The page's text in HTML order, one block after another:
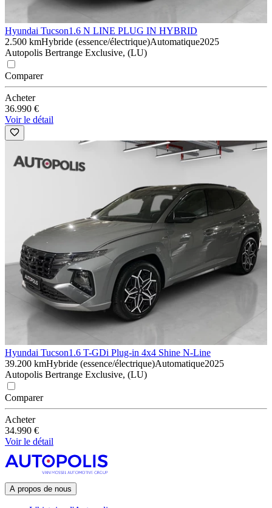
Hyundai Tucson1.6 N LINE PLUG IN HYBRID
2.500 kmHybride (essence/électrique)Automatique2025
Autopolis Bertrange Exclusive, (LU)
Comparer
Acheter
36.990 €
Voir le détail
Hyundai Tucson1.6 T-GDi Plug-in 4x4 Shine N-Line
39.200 kmHybride (essence/électrique)Automatique2025
Autopolis Bertrange Exclusive, (LU)
Comparer
Acheter
34.990 €
Voir le détail
A propos de nous